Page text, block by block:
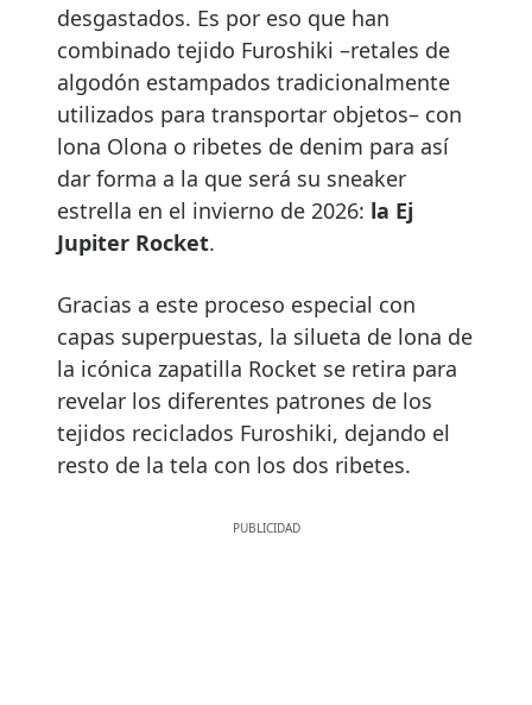
desgastados. Es por eso que han
combinado tejido Furoshiki –retales de
algodón estampados tradicionalmente
utilizados para transportar objetos– con
lona Olona o ribetes de denim para así
dar forma a la que será su sneaker
estrella en el invierno de 2026: la Ej
Jupiter Rocket.
Gracias a este proceso especial con
capas superpuestas, la silueta de lona de
la icónica zapatilla Rocket se retira para
revelar los diferentes patrones de los
tejidos reciclados Furoshiki, dejando el
resto de la tela con los dos ribetes.